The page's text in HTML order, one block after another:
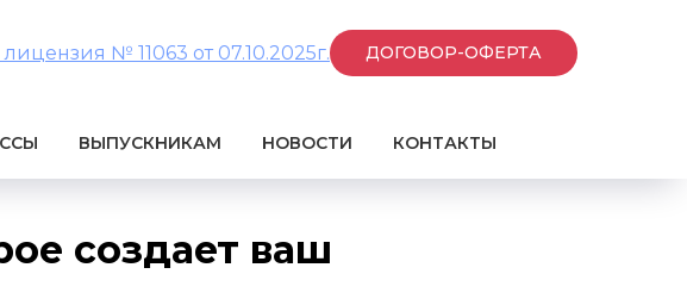
№ 11063 от 07.10.2025г. ДОГОВОР-ОФЕРТА
ВЫПУСКНИКАМ НОВОСТИ КОНТАКТЫ
создает ваш